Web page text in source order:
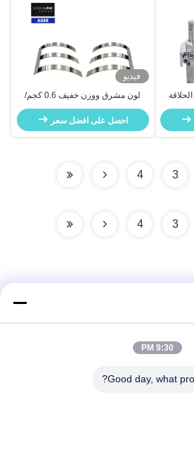
الفولاذية المكهربة بطارية 85 ملم
فيديو
لون مشرق ووزن خفيف 0.6 كجم/
زوجة لمقعد صالون الحلاقة
احصل على افضل سعر
3
4
3
4
9:30 PM
Good day, what